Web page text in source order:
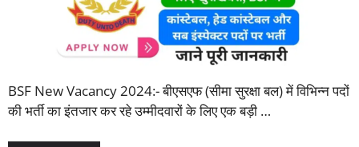
BSF New Vacancy 2024:- बीएसएफ (सीमा सुरक्षा बल) में विभिन्न पदों
की भर्ती का इंतजार कर रहे उम्मीदवारों के लिए एक बड़ी …